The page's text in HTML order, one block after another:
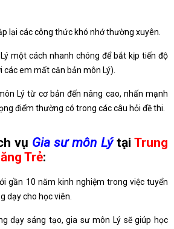
lại các công thức khó nhớ thường xuyên.
một cách nhanh chóng để bắt kịp tiến độ
các em mất căn bản môn Lý).
Lý từ cơ bản đến nâng cao, nhấn mạnh
điểm thường có trong các câu hỏi đề thi.
vụ Gia sư môn LýtạiTrung
Trẻ:
gần 10 năm kinh nghiệm trong việc tuyển
dạy cho học viên.
dạy sáng tạo, gia sư môn Lý sẽ giúp học